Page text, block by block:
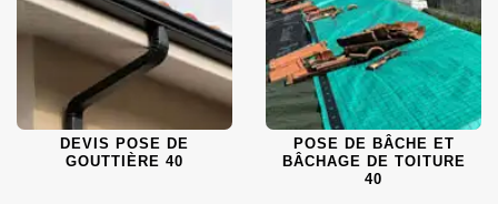
DEVIS POSE DE
GOUTTIÈRE 40
POSE DE BÂCHE ET
BÂCHAGE DE TOITURE
40